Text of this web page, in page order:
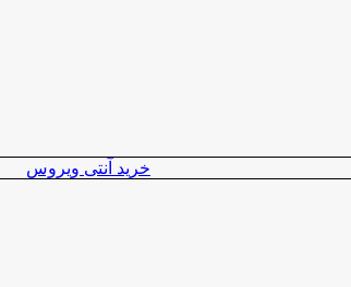
خرید آنتی ویروس